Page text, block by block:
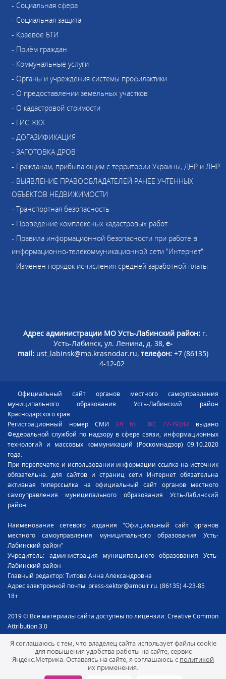
- Социальная сфера
- Социальная защита
- Краевое БТИ
- Приём граждан
- Коммунальные услуги
- Органы и учреждения системы профилактики
- О предоставлении земельных участков
- О кадастровой стоимости
- ГИС ЖКХ
- ДОГАЗИФИКАЦИЯ
- ЗАГОТОВКА ДРОВ
- Гражданам, прибывающим с территории Украины, ДНР и ЛНР
- ВЫЯВЛЕНИЕ ПРАВООБЛАДАТЕЛЕЙ РАНЕЕ УЧТЕННЫХ
ОБЪЕКТОВ НЕДВИЖИМОСТИ
- Транспортная безопасность
- Проведение комплексных кадастровых работ
- Правила информационной безопасности при работе в
информационно-телекоммуникационной сети "Интернет"
- Изменен порядок исчисления средней заработной платы
Адрес администрации МО Усть-Лабинский район: г.
Усть-Лабинск, ул. Ленина, д. 38, e-
mail: ust_labinsk@mo.krasnodar.ru, телефон: +7 (86135)
4-12-02
Официальный сайт органов местного самоуправления
муниципального образования Усть-Лабинский район
Краснодарского края.
Регистрационный номер СМИЭЛ № ФС 77-79244 выдано
Федеральной службой по надзору в сфере связи, информационных
технологий и массовых коммуникаций (Роскомнадзор) 09.10.2020
года.
При перепечатке и использовании информации ссылка на источник
обязательна. для сайтов и страниц сети Интернет обязательна
активная гиперссылка на официальный сайт органов местного
самоуправления муниципального образования Усть-Лабинский
район.
Наименование сетевого издания "Официальный сайт органов
местного самоуправления муниципального образования Усть-
Лабинский район"
Учредитель: администрация муниципального образования Усть-
Лабинский район
Главный редактор: Титова Анна Александровна
Адрес электронной почты: press-sektor@amoulr.ru. (86135) 4-23-85
18+
2019 © Все материалы сайта доступны по лицензии: Creative Common
Attribution 3.0
Я соглашаюсь с тем, что владелец сайта использует файлы cookie
для повышения удобства работы на сайте, сервис
Яндекс.Метрика. Оставаясь на сайте, я соглашаюсь с политикой
их применения.